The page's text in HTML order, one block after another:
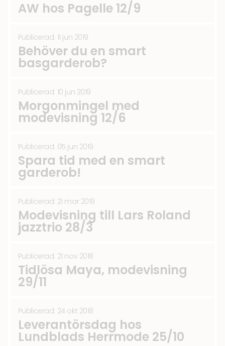
AW hos Pagelle 12/9
Publicerad: 11 jun 2019
Behöver du en smart
basgarderob?
Publicerad: 10 jun 2019
Morgonmingel med
modevisning 12/6
Publicerad: 05 jun 2019
Spara tid med en smart
garderob!
Publicerad: 21 mar 2019
Modevisning till Lars Roland
jazztrio 28/3
Publicerad: 21 nov 2018
Tidlösa Maya, modevisning
29/11
Publicerad: 24 okt 2018
Leverantörsdag hos
Lundblads Herrmode 25/10